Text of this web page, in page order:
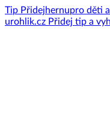
Tip Přidejhernupro děti
urohlik.cz Přidej tip a